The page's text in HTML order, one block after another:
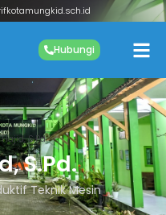
Hubungi
S.Pd.
S.Pd.
Teknik Mesin